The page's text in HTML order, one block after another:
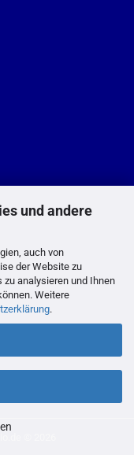
und andere
auch von
der Website zu
analysieren und Ihnen
Weitere
.